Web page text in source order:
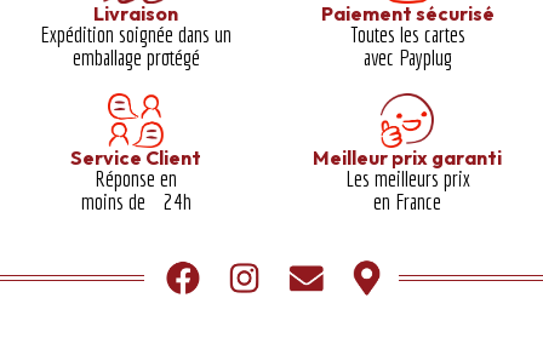
Livraison
Expédition soignée dans un
emballage protégé​
Paiement sécurisé
Toutes les cartes
avec Payplug
Service Client
Réponse en
moins de 24h
Meilleur prix garanti​
Les meilleurs prix
en France